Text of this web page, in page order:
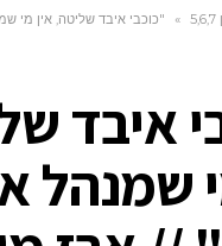
» "כוכבי איבד שליטה, אין מי
איבד
שמנהל